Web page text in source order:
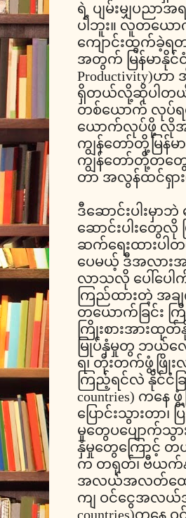
ရဲ့ ပျမ်းမျှပည
ပါဘူး။ လူတယော
ကျောင်းထွက်ခဲ့ရ
အတွက် မြန်မာနိုင်
Productivity)ဟ
ရှိတယ်လို့ဆိုပါတယ်။
တစ်ယောက် လုပ်
ယောက်လုပ်ဖို့ လိုအ
ကျွန်တော်တို့မြန်မ
ကျွန်တော်တို့တတွ
တာ အလွန်ထင်ရှာ
ဒီဆောင်းပါးမှာဘဲ
ဆောင်းပါးတွေလို
ဆက်ရေးထားပါ
ပေမယ့် ဒီအလားအ
လာသလို ပေါ်ပေါ
ကြည်ထားတဲ့ အခ
တယောက်ခြင်း ကြို
ကြိုးစားအားထုတ်
မြုပ်နှံမှုတွ ဘယ်
ရ၊ တိုးတက်ဖွံ့ဖြိုး
ကြည့်ရင်လဲ နိုင်ငံခြ
countries) ကနေ ဖွံ့
ပြောင်းသွားတ
မှုတွေပပျောက်သွာ
နှံမှုတွေကြောင့်
က တရုတ်၊ ဗီယက်
အလယ်အလတ်ထောင်
ကျ ဝင်ငွေအလယ်
countries)ကနေ ဝ